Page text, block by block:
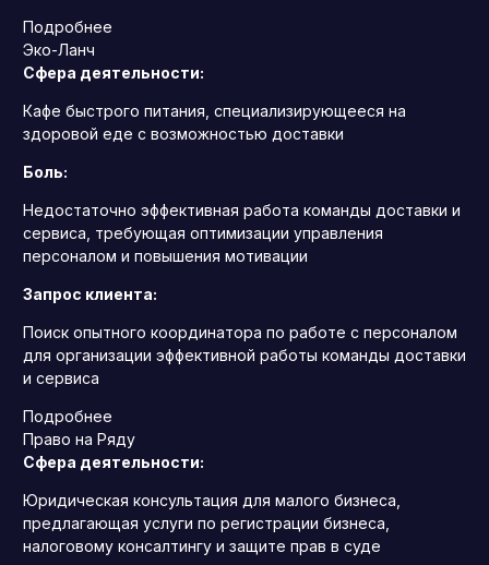
Подробнее
Эко-Ланч
Сфера деятельности:
Кафе быстрого питания, специализирующееся на
здоровой еде с возможностью доставки
Боль:
Недостаточно эффективная работа команды доставки и
сервиса, требующая оптимизации управления
персоналом и повышения мотивации
Запрос клиента:
Поиск опытного координатора по работе с персоналом
для организации эффективной работы команды доставки
и сервиса
Подробнее
Право на Ряду
Сфера деятельности:
Юридическая консультация для малого бизнеса,
предлагающая услуги по регистрации бизнеса,
налоговому консалтингу и защите прав в суде